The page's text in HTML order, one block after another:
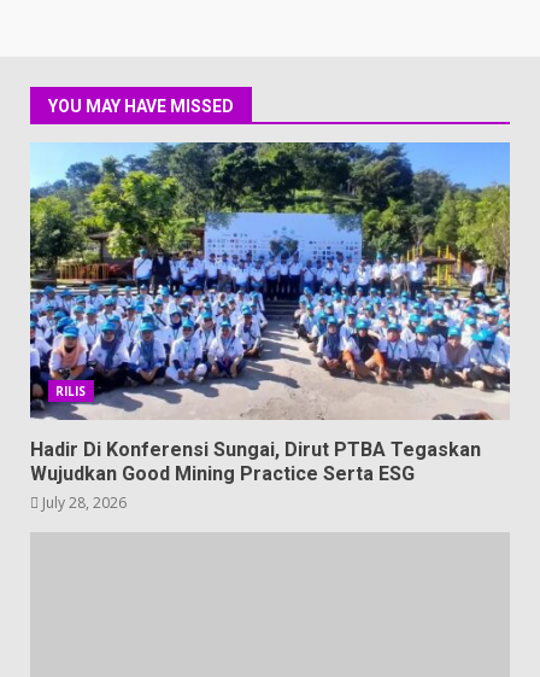
YOU MAY HAVE MISSED
RILIS
Hadir Di Konferensi Sungai, Dirut PTBA Tegaskan
Wujudkan Good Mining Practice Serta ESG
July 28, 2026